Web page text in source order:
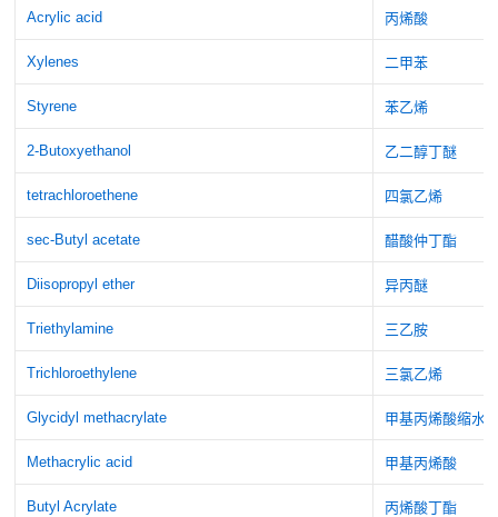
Acrylic acid 丙烯酸
Xylenes 二甲苯
Styrene 苯乙烯
2-Butoxyethanol 乙二醇丁醚
tetrachloroethene 四氯乙烯
sec-Butyl acetate 醋酸仲丁酯
Diisopropyl ether 异丙醚
Triethylamine 三乙胺
Trichloroethylene 三氯乙烯
Glycidyl methacrylate 甲基丙烯酸缩水
Methacrylic acid 甲基丙烯酸
Butyl Acrylate 丙烯酸丁酯